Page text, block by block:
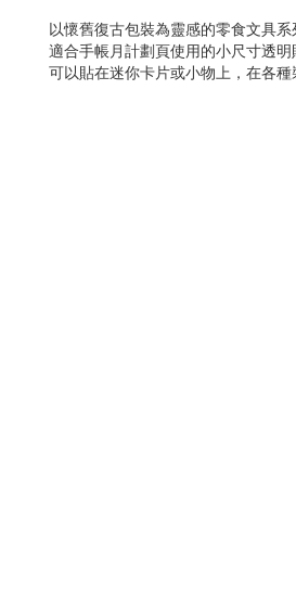
以懷舊復古包裝為靈感的零食文具
適合手帳月計劃頁使用的小尺寸透明
可以貼在迷你卡片或小物上，在各